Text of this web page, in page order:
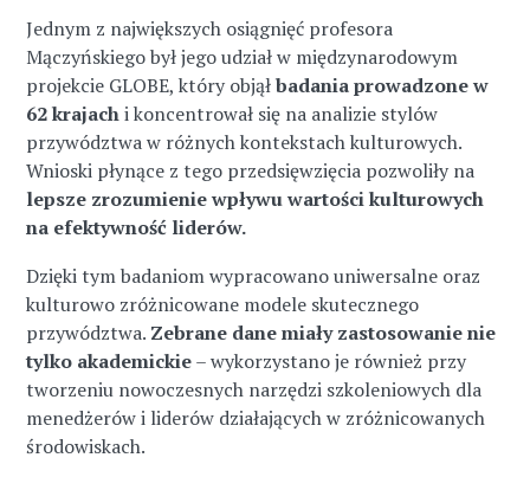
Jednym z największych osiągnięć profesora
Mączyńskiego był jego udział w międzynarodowym
projekcie GLOBE, który objąłbadania prowadzone w
62 krajachi koncentrował się na analizie stylów
przywództwa w różnych kontekstach kulturowych.
Wnioski płynące z tego przedsięwzięcia pozwoliły na
lepsze zrozumienie wpływu wartości kulturowych
na efektywność liderów.
Dzięki tym badaniom wypracowano uniwersalne oraz
kulturowo zróżnicowane modele skutecznego
przywództwa. Zebrane dane miały zastosowanie nie
tylko akademickie– wykorzystano je również przy
tworzeniu nowoczesnych narzędzi szkoleniowych dla
menedżerów i liderów działających w zróżnicowanych
środowiskach.